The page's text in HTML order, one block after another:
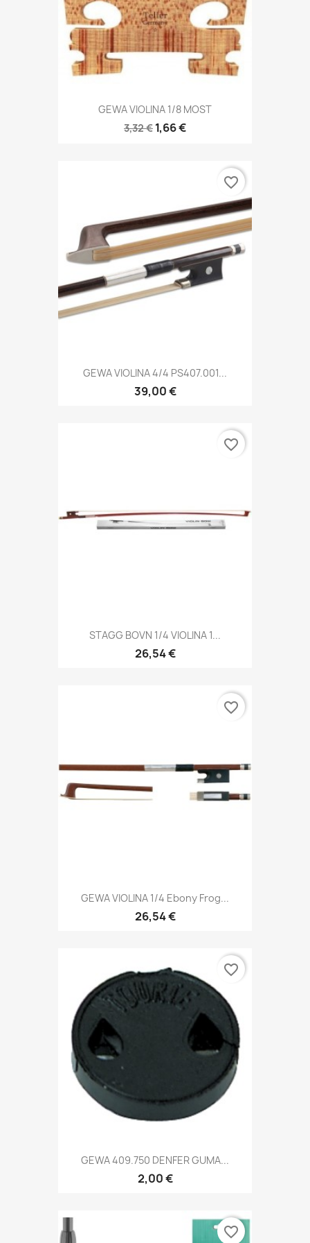
GEWA VIOLINA 1/8 MOST
3,32 € 1,66 €
GEWA VIOLINA 4/4 PS407.001...
39,00 €
favorite_border
STAGG BOVN 1/4 VIOLINA 1...
26,54 €
favorite_border
GEWA VIOLINA 1/4 Ebony Frog...
26,54 €
favorite_border
GEWA 409.750 DENFER GUMA...
2,00 €
favorite_border
favorite_border